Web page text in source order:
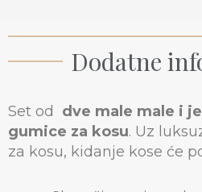
Dodatne
Set od
dve male male i
gumice za kosu. Uz
za kosu, kidanje kose će